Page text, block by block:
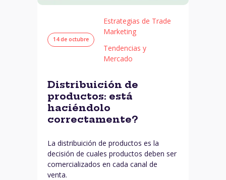
14 de octubre
Estrategias de Trade
Marketing
Tendencias y
Mercado
Distribuición de
productos: está
haciéndolo
correctamente?
La distribuición de productos es la
decisión de cuales productos deben ser
comercializados en cada canal de
venta.